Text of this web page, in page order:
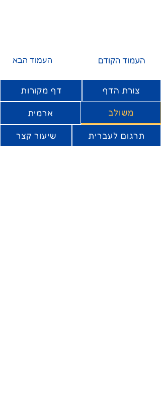
העמוד הבא העמוד הקודם
צורת הדף דף מקורות
משולב ארמית
תרגום לעברית שיעור קצר